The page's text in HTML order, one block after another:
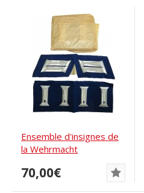
Ensemble d'insignes de
la Wehrmacht
Waffenrock. Service...
70,00€